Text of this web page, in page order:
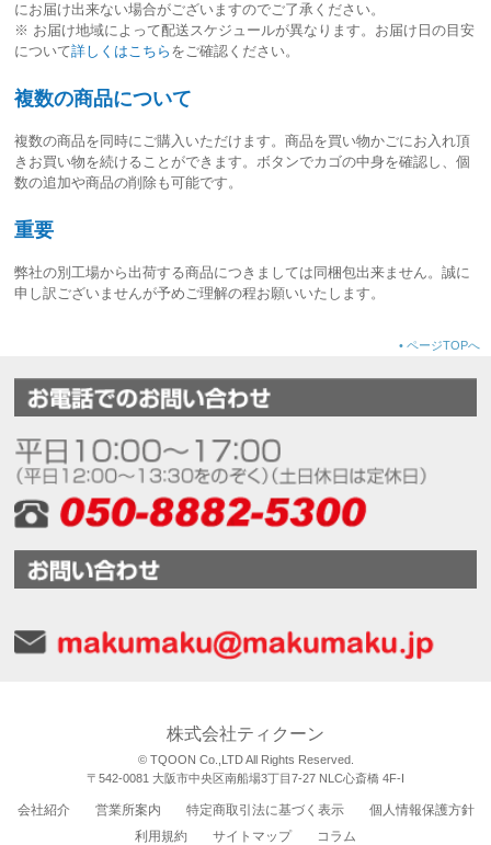
にお届け出来ない場合がございますのでご了承ください。
※ お届け地域によって配送スケジュールが異なります。お届け日の目安
について詳しくはこちら をご確認ください。
複数の商品について
複数の商品を同時にご購入いただけます。商品を買い物かごにお入れ頂
きお買い物を続けることができます。ボタンでカゴの中身を確認し、個
数の追加や商品の削除も可能です。
重要
弊社の別工場から出荷する商品につきましては同梱包出来ません。誠に
申し訳ございませんが予めご理解の程お願いいたします。
• ページTOPへ
株式会社ティクーン
© TQOON Co.,LTD All Rights Reserved.
〒542-0081 大阪市中央区南船場3丁目7-27 NLC心斎橋 4F-I
会社紹介 営業所案内 特定商取引法に基づく表示
個人情報保護方針
利用規約
サイトマップ コラム